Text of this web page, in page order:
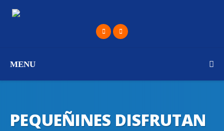
MENU
PEQUEÑINES DISFRUTAN